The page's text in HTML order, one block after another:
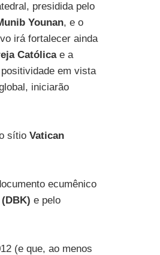
presidida pelo
Younan, e o
irá fortalecer ainda
Católicae a
em vista
iniciarão
sítio Vatican
ecumênico
e pelo
(e que, ao menos